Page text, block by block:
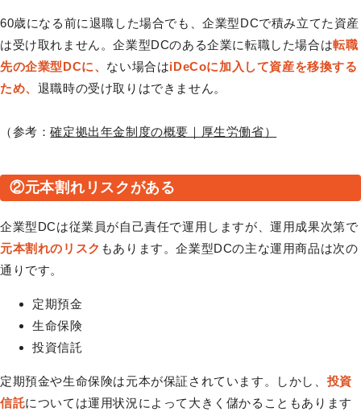
60歳になる前に退職した場合でも、企業型DCで積み立てた資産
は受け取れません。企業型DCのある企業に転職した場合は転職
先の企業型DCに、 ない場合はiDeCoに加入して資産を移換する
ため、 退職時の受け取りはできません。
（参考：確定拠出年金制度の概要｜厚生労働省）
②元本割れリスクがある
企業型DCは従業員が自己責任で運用しますが、運用成果次第で
元本割れのリスク もあります。企業型DCの主な運用商品は次の
通りです。
定期預金
生命保険
投資信託
定期預金や生命保険は元本が保証されています。しかし、 投資
信託については運用状況によって大きく儲かることもあります